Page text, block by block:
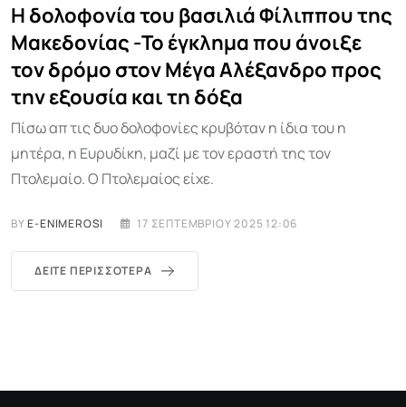
Η δολοφονία του βασιλιά Φίλιππου της
Μακεδονίας -Το έγκλημα που άνοιξε
τον δρόμο στον Μέγα Αλέξανδρο προς
την εξουσία και τη δόξα
Πίσω απ τις δυο δολοφονίες κρυβόταν η ίδια του η
μητέρα, η Ευρυδίκη, μαζί με τον εραστή της τον
Πτολεμαίο. Ο Πτολεμαίος είχε.
BYE-ENIMEROSI 17 ΣΕΠΤΕΜΒΡΊΟΥ 2025 12:06
ΔΕΊΤΕ ΠΕΡΙΣΣΌΤΕΡΑ